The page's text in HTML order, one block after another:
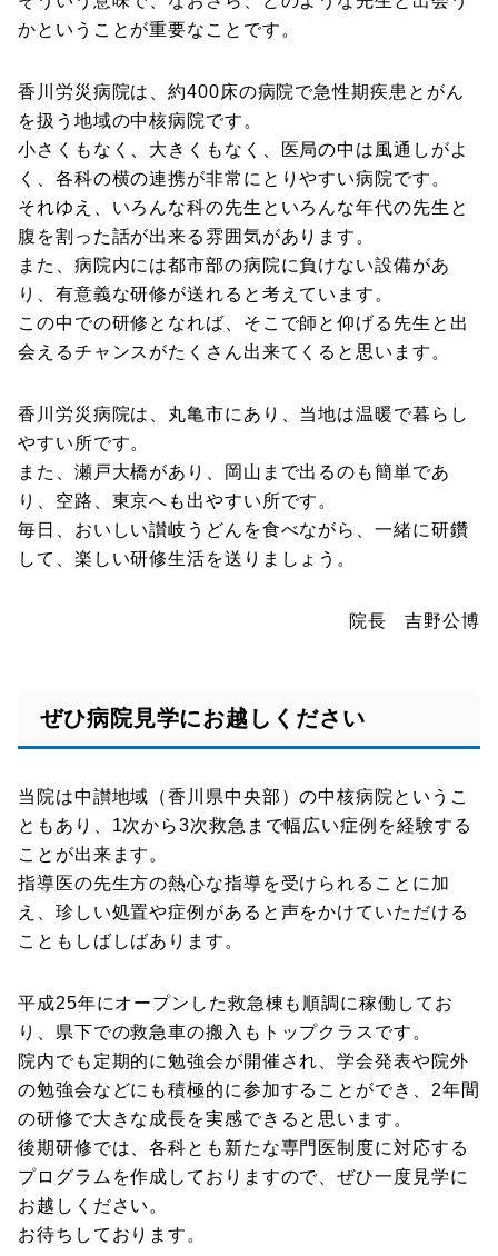
かということが重要なことです。
香川労災病院は、約400床の病院で急性期疾患とがん
を扱う地域の中核病院です。
小さくもなく、大きくもなく、医局の中は風通しがよ
く、各科の横の連携が非常にとりやすい病院です。
それゆえ、いろんな科の先生といろんな年代の先生と
腹を割った話が出来る雰囲気があります。
また、病院内には都市部の病院に負けない設備があ
り、有意義な研修が送れると考えています。
この中での研修となれば、そこで師と仰げる先生と出
会えるチャンスがたくさん出来てくると思います。
香川労災病院は、丸亀市にあり、当地は温暖で暮らし
やすい所です。
また、瀬戸大橋があり、岡山まで出るのも簡単であ
り、空路、東京へも出やすい所です。
毎日、おいしい讃岐うどんを食べながら、一緒に研鑽
して、楽しい研修生活を送りましょう。
院長 吉野公博
ぜひ病院見学にお越しください
当院は中讃地域（香川県中央部）の中核病院というこ
ともあり、1次から3次救急まで幅広い症例を経験する
ことが出来ます。
指導医の先生方の熱心な指導を受けられることに加
え、珍しい処置や症例があると声をかけていただける
こともしばしばあります。
平成25年にオープンした救急棟も順調に稼働してお
り、県下での救急車の搬入もトップクラスです。
院内でも定期的に勉強会が開催され、学会発表や院外
の勉強会などにも積極的に参加することができ、2年間
の研修で大きな成長を実感できると思います。
後期研修では、各科とも新たな専門医制度に対応する
プログラムを作成しておりますので、ぜひ一度見学に
お越しください。
お待ちしております。